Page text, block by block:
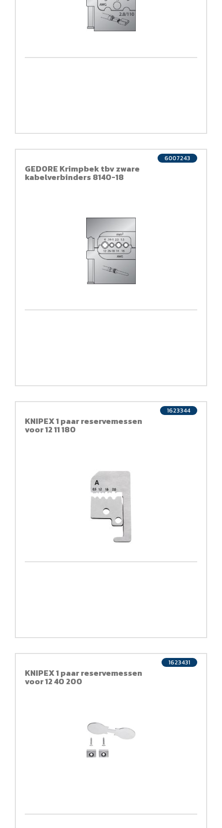
GEDORE Krimpbek tbv zware
kabelverbinders 8140-18
6007243
KNIPEX 1 paar reservemessen
voor 12 11 180
1623344
KNIPEX 1 paar reservemessen
voor 12 40 200
1623431